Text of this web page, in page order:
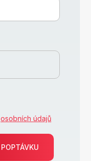
osobních údajů